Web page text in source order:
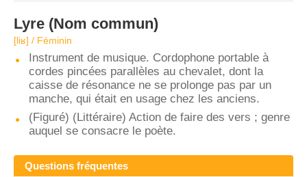
Lyre (Nom commun)
[liʁ] / Féminin
Instrument de musique. Cordophone portable à
cordes pincées parallèles au chevalet, dont la
caisse de résonance ne se prolonge pas par un
manche, qui était en usage chez les anciens.
(Figuré) (Littéraire) Action de faire des vers ; genre
auquel se consacre le poète.
Questions fréquentes